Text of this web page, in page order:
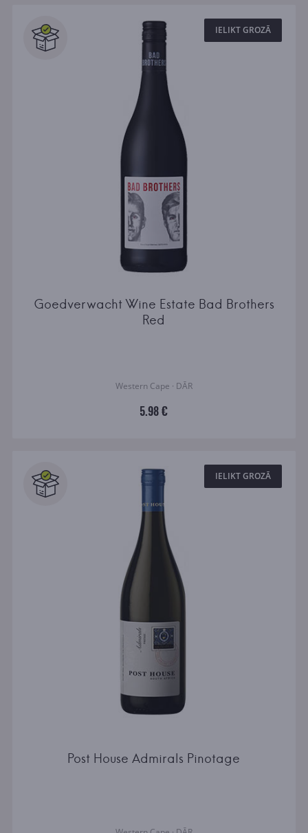
IELIKT GROZĀ
Goedverwacht Wine Estate Bad Brothers
Red
Western Cape · DĀR
5.98 €
IELIKT GROZĀ
Post House Admirals Pinotage